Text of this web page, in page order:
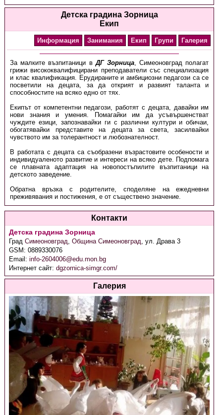
Детска градина Зорница
Екип
Информация Занимания Екип Групи Галерия
За малките възпитаници вДГ Зорница, Симеоновград полагат
грижи висококвалифицирани преподаватели със специализация
и клас квалификация. Ерудираните и амбициозни педагози са се
посветили на децата, за да открият и развият таланта и
способностите на всяко едно от тях.
Екипът от компетентни педагози, работят с децата, давайки им
нови знания и умения. Помагайки им да усъвършенстват
чуждите езици, запознавайки ги с различни култури и обичаи,
обогатявайки представите на децата за света, засилвайки
чувството им за толерантност и любознателност.
В работата с децата са съобразени възрастовите особености и
индивидуаленото развитие и интереси на всяко дете. Подпомага
се плавната адаптация на новопостъпилите възпитаници на
детското заведение.
Обратна връзка с родителите, споделяне на ежедневни
преживявания и постижения, е от съществено значение.
Контакти
Детска градина Зорница
ГрадСимеоновград,Община Симеоновград,ул. Драва 3
GSM:0889330076
Email:info-2604006@edu.mon.bg
Интернет сайт:dgzornica-simgr.com/
Галерия